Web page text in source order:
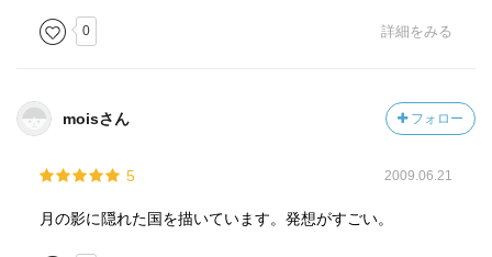
0 詳細をみる
moisさん フォロー
5 2009.06.21
月の影に隠れた国を描いています。発想がすごい。